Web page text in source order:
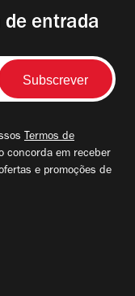
de entrada
Termos de
concorda em receber
e promoções de